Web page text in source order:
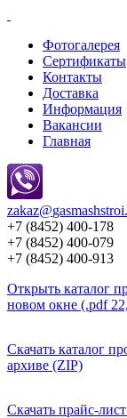
Фотогалерея
Сертификаты
Контакты
Доставка
Информация
Вакансии
Главная
zakaz@
+7 (8452) 400-178
+7 (8452) 400-079
+7 (8452) 400-913
Открыть каталог
новом окне (.pdf
Скачать каталог
архиве (ZIP)
Скачать прайс-